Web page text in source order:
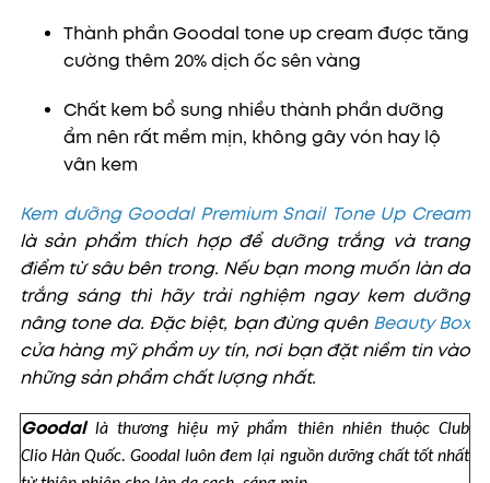
Thành phần Goodal tone up cream được tăng
cường thêm 20% dịch ốc sên vàng
Chất kem bổ sung nhiều thành phần dưỡng
ẩm nên rất mềm mịn, không gây vón hay lộ
vân kem
Kem dưỡng Goodal Premium Snail Tone Up Cream
là sản phẩm thích hợp để dưỡng trắng và trang
điểm từ sâu bên trong. Nếu bạn mong muốn làn da
trắng sáng thì hãy trải nghiệm ngay kem dưỡng
nâng tone da. Đặc biệt, bạn đừng quên Beauty Box
cửa hàng mỹ phẩm uy tín, nơi bạn đặt niềm tin vào
những sản phẩm chất lượng nhất.
Goodallà thương hiệu mỹ phẩm thiên nhiên thuộc Club
Clio Hàn Quốc. Goodal luôn đem lại nguồn dưỡng chất tốt nhất